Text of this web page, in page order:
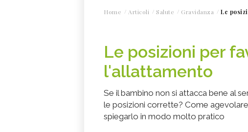
Home Articoli Salute Gravidanza Le
Le posizioni per
l'allattamento
Se il bambino non si attacca bene al
le posizioni corrette? Come
spiegarlo in modo molto pratico